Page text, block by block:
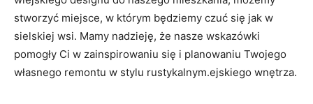
stworzyć miejsce, w którym będziemy czuć się jak w
sielskiej wsi. ⁢Mamy nadzieję, że nasze wskazówki
‌pomogły Ci w‍ zainspirowaniu się i planowaniu Twojego
własnego remontu w stylu rustykalnym.ejskiego wnętrza.